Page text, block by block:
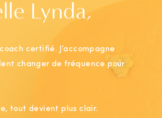
Lynda,
certifié. J’accompagne
changer de fréquence pour
tout devient plus clair.